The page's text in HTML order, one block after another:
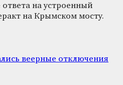
на устроенный
на Крымском мосту.
веерные отключения